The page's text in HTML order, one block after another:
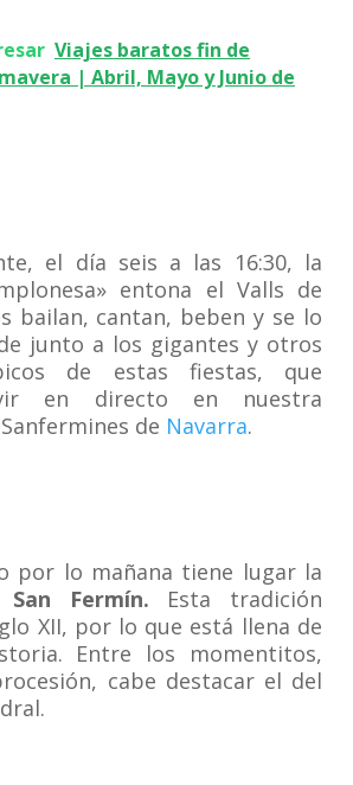
Viajes baratos fin de
| Abril, Mayo y Junio de
el día seis a las 16:30, la
entona el Valls de
bailan, cantan, beben y se lo
junto a los gigantes y otros
de estas fiestas, que
en directo en nuestra
de Navarra.
por lo mañana tiene lugar la
Fermín. Esta tradición
XII, por lo que está llena de
Entre los momentitos,
cabe destacar el del